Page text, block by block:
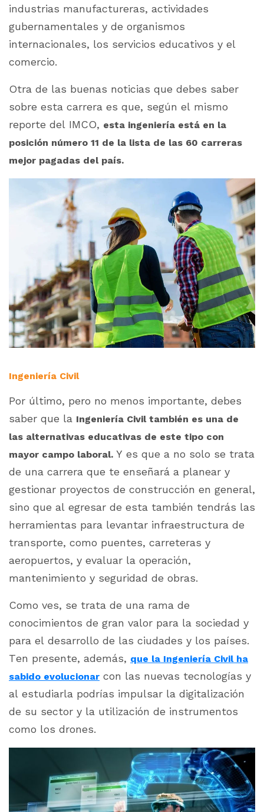
industrias manufactureras, actividades
gubernamentales y de organismos
internacionales, los servicios educativos y el
comercio.
Otra de las buenas noticias que debes saber
sobre esta carrera es que, según el mismo
reporte del IMCO, esta ingeniería está en la
posición número 11 de la lista de las 60 carreras
mejor pagadas del país.
Ingeniería Civil
Por último, pero no menos importante, debes
saber que la Ingeniería Civil también es una de
las alternativas educativas de este tipo con
mayor campo laboral. Y es que a no solo se trata
de una carrera que te enseñará a planear y
gestionar proyectos de construcción en general,
sino que al egresar de esta también tendrás las
herramientas para levantar infraestructura de
transporte, como puentes, carreteras y
aeropuertos, y evaluar la operación,
mantenimiento y seguridad de obras.
Como ves, se trata de una rama de
conocimientos de gran valor para la sociedad y
para el desarrollo de las ciudades y los países.
Ten presente, además, que la Ingeniería Civil ha
sabido evolucionar con las nuevas tecnologías y
al estudiarla podrías impulsar la digitalización
de su sector y la utilización de instrumentos
como los drones.